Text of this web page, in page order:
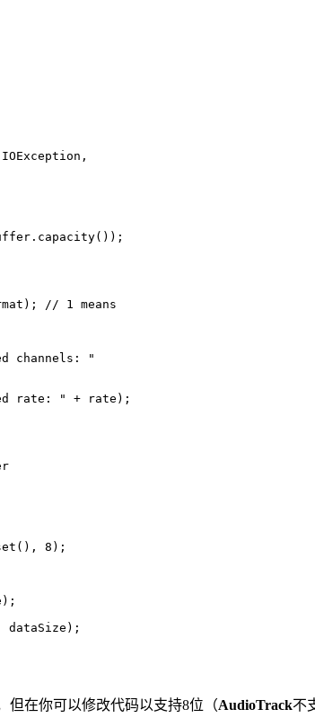
IOException,
// 1 means
channels: "
rate: "
+ rate);
8 );
dataSize);
但在你可以修改代码以支持8位（AudioTrack不